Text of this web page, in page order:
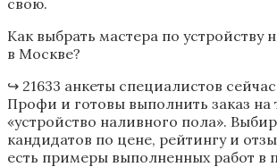
Как выбрать мастера по устройству
в Москве?
↪ 21633 анкеты специалистов
Профи и готовы выполнить заказ на
«устройство наливного пола».
кандидатов по цене, рейтингу и
есть примеры выполненных работ в